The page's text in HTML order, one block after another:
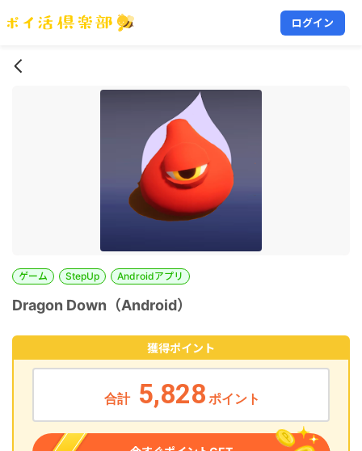
ログイン
ゲーム StepUp Androidアプリ
Dragon Down（Android）
獲得ポイント
合計 5,828 ポイント